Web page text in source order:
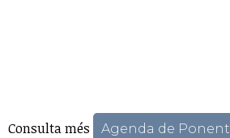
Consulta més Agenda de Ponent